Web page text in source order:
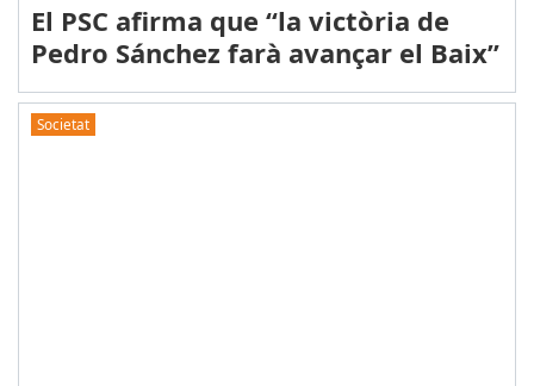
El PSC afirma que “la victòria de
Pedro Sánchez farà avançar el Baix”
Societat